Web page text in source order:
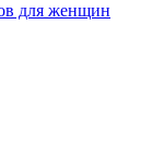
для женщин